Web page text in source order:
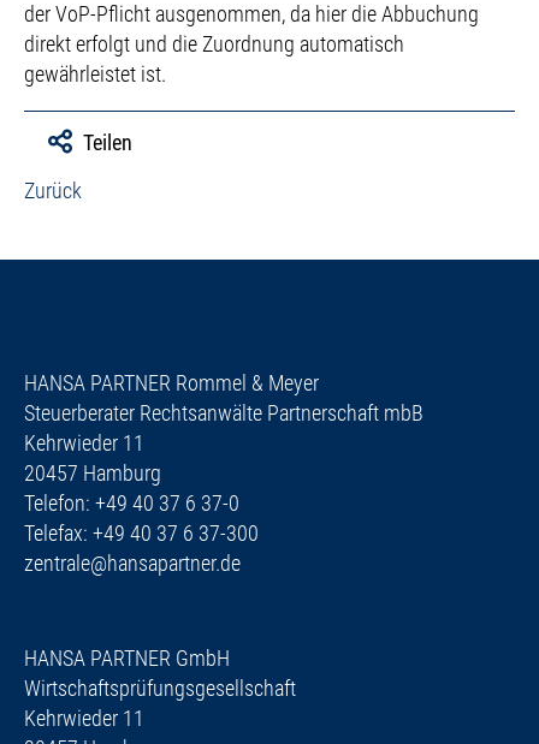
der VoP-Pflicht ausgenommen, da hier die Abbuchung
direkt erfolgt und die Zuordnung automatisch
gewährleistet ist.
Teilen
Zurück
HANSA PARTNER Rommel & Meyer
Steuerberater Rechtsanwälte Partnerschaft mbB
Kehrwieder 11
20457 Hamburg
Telefon: +49 40 37 6 37-0
Telefax: +49 40 37 6 37-300
zentrale@hansapartner.de
HANSA PARTNER GmbH
Wirtschaftsprüfungsgesellschaft
Kehrwieder 11